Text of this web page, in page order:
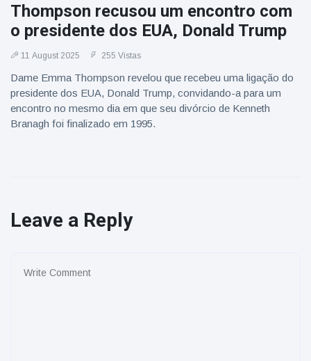
Thompson recusou um encontro com
o presidente dos EUA, Donald Trump
11 August 2025 255 Vistas
Dame Emma Thompson revelou que recebeu uma ligação do
presidente dos EUA, Donald Trump, convidando-a para um
encontro no mesmo dia em que seu divórcio de Kenneth
Branagh foi finalizado em 1995.
Leave a Reply